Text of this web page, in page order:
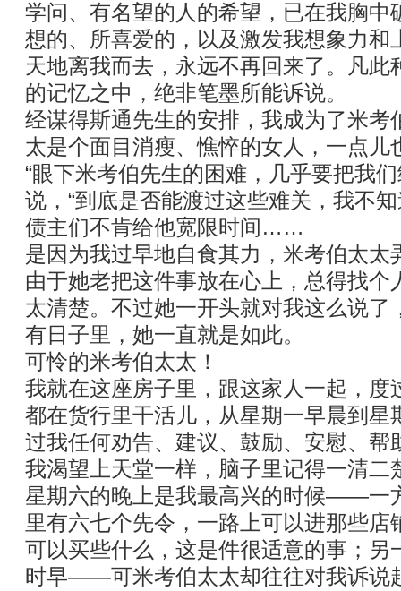
学问、有名望的人的希望，已在我胸中
想的、所喜爱的，以及激发我想象力和
天地离我而去，永远不再回来了。凡此
的记忆之中，绝非笔墨所能诉说。
经谋得斯通先生的安排，我成为了米考
太是个面目消瘦、憔悴的女人，一点儿
“眼下米考伯先生的困难，几乎要把我
说，“到底是否能渡过这些难关，我不
债主们不肯给他宽限时间……
是因为我过早地自食其力，米考伯太太
由于她老把这件事放在心上，总得找个
太清楚。不过她一开头就对我这么说了
有日子里，她一直就是如此。
可怜的米考伯太太！
我就在这座房子里，跟这家人一起，度
都在货行里干活儿，从星期一早晨到星
过我任何劝告、建议、鼓励、安慰、帮
我渴望上天堂一样，脑子里记得一清二
星期六的晚上是我最高兴的时候——一
里有六七个先令，一路上可以进那些店
可以买些什么，这是件很适意的事；另
时早——可米考伯太太却往往对我诉说